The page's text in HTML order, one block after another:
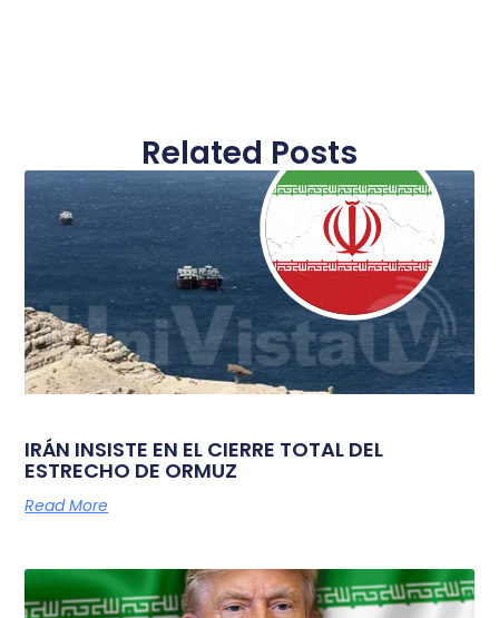
Related Posts
IRÁN INSISTE EN EL CIERRE TOTAL DEL
ESTRECHO DE ORMUZ
Read More